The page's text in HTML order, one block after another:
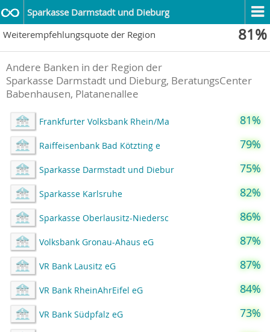
Sparkasse Darmstadt und Dieburg
Weiterempfehlungsquote der Region
81%
Andere Banken in der Region der
Sparkasse Darmstadt und Dieburg, BeratungsCenter
Babenhausen, Platanenallee
Frankfurter Volksbank Rhein/Ma 81%
Raiffeisenbank Bad Kötzting e 79%
Sparkasse Darmstadt und Diebur 75%
Sparkasse Karlsruhe 82%
Sparkasse Oberlausitz-Niedersc 86%
Volksbank Gronau-Ahaus eG 87%
VR Bank Lausitz eG 87%
VR Bank RheinAhrEifel eG 84%
VR Bank Südpfalz eG 73%